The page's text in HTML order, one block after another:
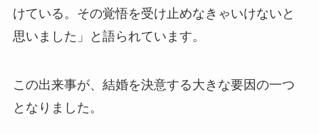
けている。その覚悟を受け止めなきゃいけないと
思いました」と語られています。
この出来事が、結婚を決意する大きな要因の一つ
となりました。